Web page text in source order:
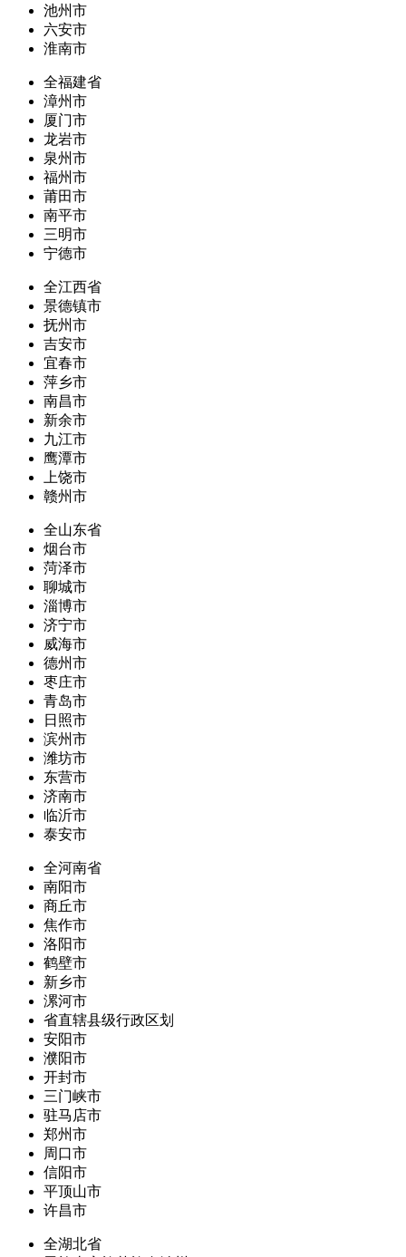
池州市
六安市
淮南市
全福建省
漳州市
厦门市
龙岩市
泉州市
福州市
莆田市
南平市
三明市
宁德市
全江西省
景德镇市
抚州市
吉安市
宜春市
萍乡市
南昌市
新余市
九江市
鹰潭市
上饶市
赣州市
全山东省
烟台市
菏泽市
聊城市
淄博市
济宁市
威海市
德州市
枣庄市
青岛市
日照市
滨州市
潍坊市
东营市
济南市
临沂市
泰安市
全河南省
南阳市
商丘市
焦作市
洛阳市
鹤壁市
新乡市
漯河市
省直辖县级行政区划
安阳市
濮阳市
开封市
三门峡市
驻马店市
郑州市
周口市
信阳市
平顶山市
许昌市
全湖北省